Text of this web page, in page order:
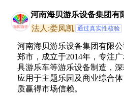
河南海贝游乐设备集团有
法人:娄凤凯 通过真实性核验
河南海贝游乐设备集团有限
郑市，成立于2014年，专注
具游乐车等游乐设备制造，
应用于主题乐园及商业综合
质赢得市场信赖。